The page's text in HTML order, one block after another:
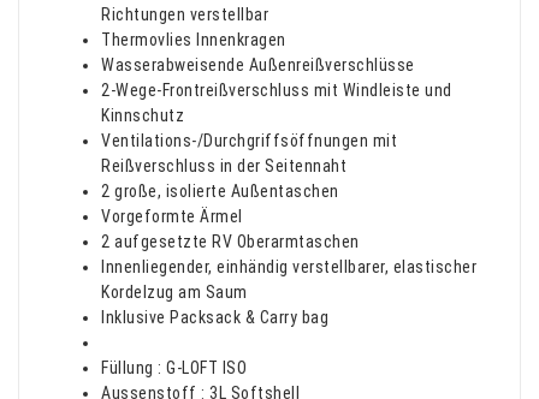
Richtungen verstellbar
Thermovlies Innenkragen
Wasserabweisende Außenreißverschlüsse
2-Wege-Frontreißverschluss mit Windleiste und
Kinnschutz
Ventilations-/Durchgriffsöffnungen mit
Reißverschluss in der Seitennaht
2 große, isolierte Außentaschen
Vorgeformte Ärmel
2 aufgesetzte RV Oberarmtaschen
Innenliegender, einhändig verstellbarer, elastischer
Kordelzug am Saum
Inklusive Packsack & Carry bag
Füllung : G-LOFT ISO
Aussenstoff : 3L Softshell